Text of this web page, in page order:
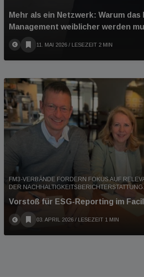
Mehr als ein Netzwerk: Warum das
Management weiblicher werden
11. MAI 2026 / LESEZEIT 2 MIN
FM3-VERBÄNDE FORDERN FOKUS AUF
DER NACHHALTIGKEITSBERICHTERSTATTUNG.
Vorstoß für ESG-Reporting im
03. APRIL 2026 / LESEZEIT 1 MIN